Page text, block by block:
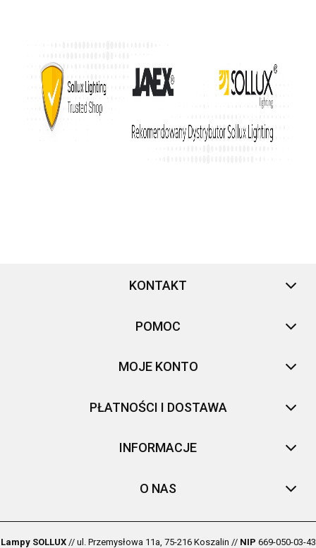
KONTAKT
POMOC
MOJE KONTO
PŁATNOŚCI I DOSTAWA
INFORMACJE
O NAS
Lampy SOLLUX// ul. Przemysłowa 11a, 75-216 Koszalin // NIP 669-050-03-43